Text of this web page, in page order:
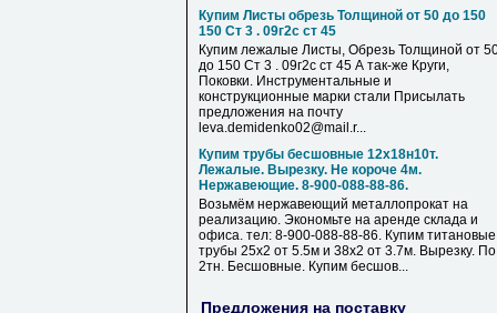
Купим Листы обрезь Толщиной от 50 до 150
150 Ст 3 . 09г2с ст 45
Купим лежалые Листы, Обрезь Толщиной от
до 150 Ст 3 . 09г2с ст 45 А так-же Круги,
Поковки. Инструментальные и
конструкционные марки стали Присылать
предложения на почту
leva.demidenko02@mail.r...
Купим трубы бесшовные 12х18н10т.
Лежалые. Вырезку. Не короче 4м.
Нержавеющие. 8-900-088-88-86.
Возьмём нержавеющий металлопрокат на
реализацию. Экономьте на аренде склада и
офиса. тел: 8-900-088-88-86. Купим титановые
трубы 25х2 от 5.5м и 38х2 от 3.7м. Вырезку. По
2тн. Бесшовные. Купим бесшов...
Предложения на поставку